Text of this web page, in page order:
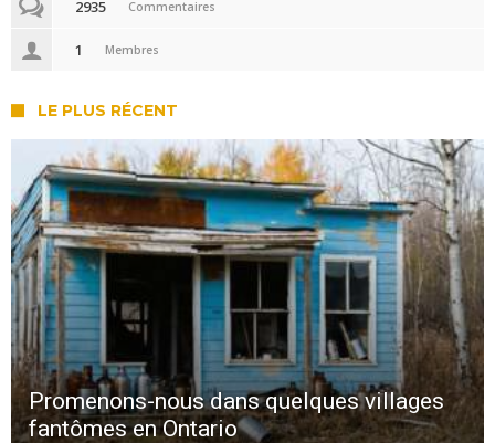
2935 Commentaires
1 Membres
LE PLUS RÉCENT
Promenons-nous dans quelques villages
fantômes en Ontario